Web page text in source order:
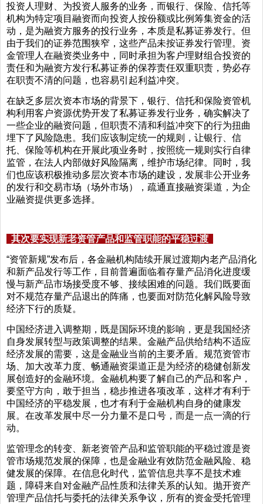
投资人理财、为投资人服务的业务，而银行、保险、信托等
机构为特定项目融资而向投资人按份额或比例筹集资金的活
动，是为融资方服务的投行业务，本质是私募证券发行。但
由于我们的证券范围狭窄，这些产品未按证券发行管理。资
金管理人在融资类业务中，同时承担为客户理财组合投资的
责任和为融资方发行私募证券的保荐责任双重职责，势必存
在职责不清的问题，也容易引起利益冲突。
在缺乏多层次资本市场的背景下，银行、信托和保险资管机
构利用客户资源优势开发了私募证券发行业务，确实解决了
一些企业的融资问题，但职责不清和利益冲突下的行为扭曲
埋下了风险隐患。我们应该制定统一的规则，让银行、信
托、保险等机构在开展此项业务时，按照统一规则实行自律
监管，在法人内部做好风险隔离，维护市场纪律。同时，我
们也应该积极推动多层次资本市场的建设，发展非公开业务
的发行和交易市场（场外市场），疏通直接融资渠道，为企
业融资提供更多选择。
其次要实现新老资管产品和监管职能的平稳过渡
“资管新规”发布后，各金融机构陆续开展过渡期内老产品消化
和新产品发行等工作，目前普遍面临着存量产品消化进度缓
慢与新产品市场接受度不够、接续困难的问题。我们既要面
对不规范存量产品退出的阵痛，也要面对防范化解风险导致
经济下行的质疑。
中国经济进入调整期，既是国际环境的影响，更是我国经济
自身发展转型与政策调整的结果。金融产品供给结构不适应
经济发展的需要，这是金融业当前的主要矛盾。规范资管市
场、加大改革力度、畅通融资渠道正是为经济的稳健创新发
展创造好的金融环境。金融机构要了解自己的产品和客户，
要坚守方向，敢于担当，稳步推进各项改革，这样才有利于
中国经济的平稳发展，也才有利于金融机构自身的健康发
展。在改革发展中尽一分力量不是口号，而是一点一滴的行
动。
监管理念的转变、新老资管产品和监管职能的平稳过渡是资
管市场规范发展的保障，也是金融业有效防范金融风险、稳
健发展的保障。在信息化时代，监管信息共享不是技术难
题，障碍来自对金融产品性质和法律关系的认知。抛开资产
管理产品信托与委托的法律关系争议，所有的资金受托管理